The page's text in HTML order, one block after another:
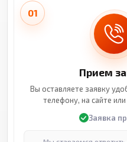
01
Прием
Вы оставляете заявку
телефону, на сайте
Заявка